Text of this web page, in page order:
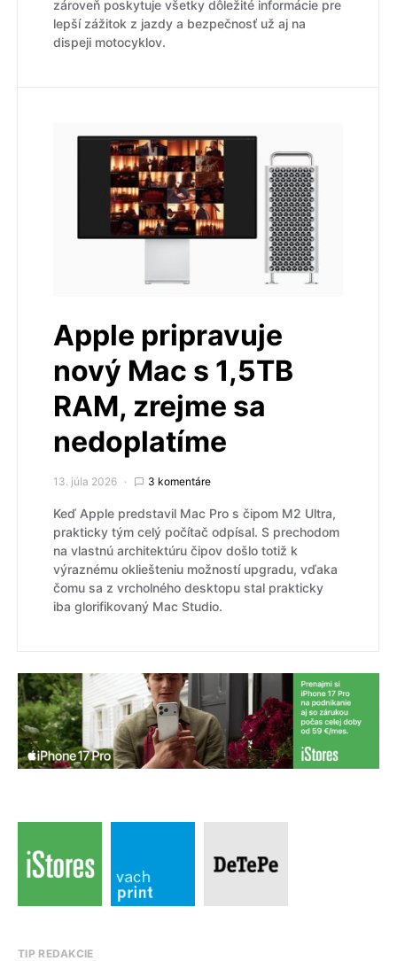
zároveň poskytuje všetky dôležité informácie pre
lepší zážitok z jazdy a bezpečnosť už aj na
dispeji motocyklov.
Apple pripravuje
nový Mac s 1,5TB
RAM, zrejme sa
nedoplatíme
13. júla 2026 3 komentáre
Keď Apple predstavil Mac Pro s čipom M2 Ultra,
prakticky tým celý počítač odpísal. S prechodom
na vlastnú architektúru čipov došlo totiž k
výraznému okliešteniu možností upgradu, vďaka
čomu sa z vrcholného desktopu stal prakticky
iba glorifikovaný Mac Studio.
TIP REDAKCIE